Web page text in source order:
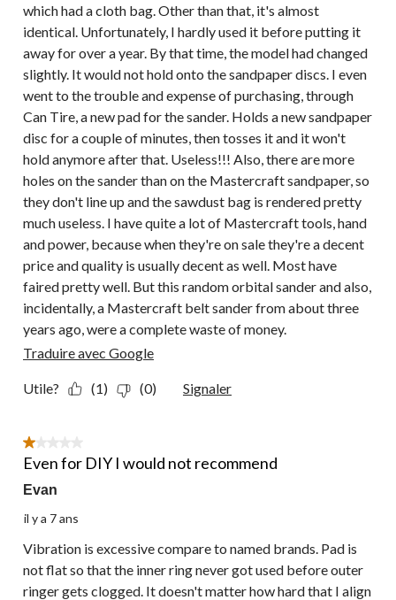
which had a cloth bag. Other than that, it's almost
identical. Unfortunately, I hardly used it before putting it
away for over a year. By that time, the model had changed
slightly. It would not hold onto the sandpaper discs. I even
went to the trouble and expense of purchasing, through
Can Tire, a new pad for the sander. Holds a new sandpaper
disc for a couple of minutes, then tosses it and it won't
hold anymore after that. Useless!!! Also, there are more
holes on the sander than on the Mastercraft sandpaper, so
they don't line up and the sawdust bag is rendered pretty
much useless. I have quite a lot of Mastercraft tools, hand
and power, because when they're on sale they're a decent
price and quality is usually decent as well. Most have
faired pretty well. But this random orbital sander and also,
incidentally, a Mastercraft belt sander from about three
years ago, were a complete waste of money.
Traduire avec Google
Utile? (1) (0) Signaler
1 étoile(s) sur 5.
Even for DIY I would not recommend
Evan
il y a 7 ans
Vibration is excessive compare to named brands. Pad is
not flat so that the inner ring never got used before outer
ringer gets clogged. It doesn't matter how hard that I align